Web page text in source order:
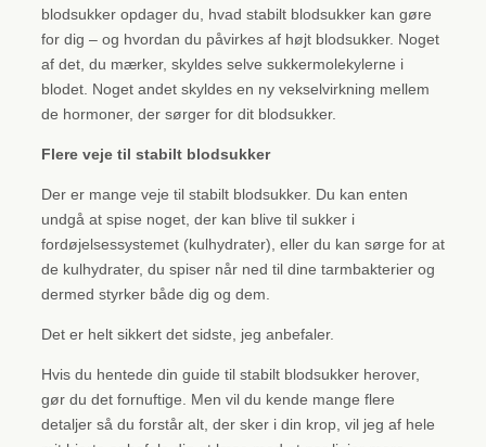
blodsukker opdager du, hvad stabilt blodsukker kan gøre
for dig – og hvordan du påvirkes af højt blodsukker. Noget
af det, du mærker, skyldes selve sukkermolekylerne i
blodet. Noget andet skyldes en ny vekselvirkning mellem
de hormoner, der sørger for dit blodsukker.
Flere veje til stabilt blodsukker
Der er mange veje til stabilt blodsukker. Du kan enten
undgå at spise noget, der kan blive til sukker i
fordøjelsessystemet (kulhydrater), eller du kan sørge for at
de kulhydrater, du spiser når ned til dine tarmbakterier og
dermed styrker både dig og dem.
Det er helt sikkert det sidste, jeg anbefaler.
Hvis du hentede din guide til stabilt blodsukker herover,
gør du det fornuftige. Men vil du kende mange flere
detaljer så du forstår alt, der sker i din krop, vil jeg af hele